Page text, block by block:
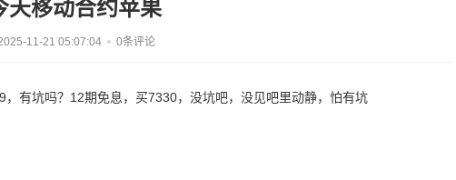
天移动合约苹果
11-21 05:07:04 0条评论
有坑吗？12期免息，买7330，没坑吧，没见吧里动静，怕有坑